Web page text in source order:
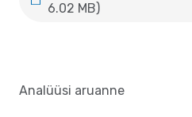
6.02 MB)
Analüüsi aruanne